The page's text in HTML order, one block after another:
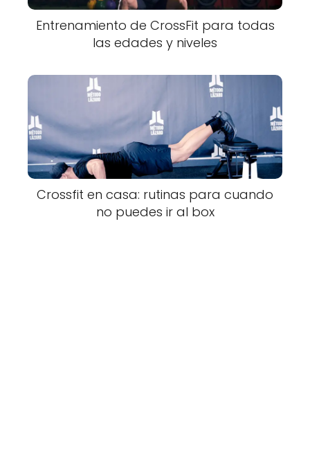
Entrenamiento de CrossFit para todas
las edades y niveles
Crossfit en casa: rutinas para cuando
no puedes ir al box